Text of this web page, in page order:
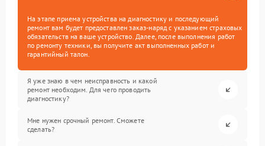
На этапе приема устройства на диагностику и последующий
ремонт вам будет предоставлен заказ-наряд с указанием страховых
обязательств на ваше устройство. Далее, после выполнения работ
по ремонту техники, вы получите акт выполненных работ и
гарантийный талон.
Я уже знаю в чем неисправность и какой
ремонт необходим. Для чего проводить
диагностику?
Мне нужен срочный ремонт. Сможете
сделать?